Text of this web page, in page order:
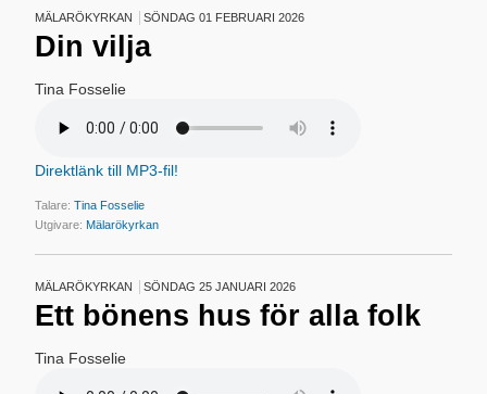
MÄLARÖKYRKAN SÖNDAG 01 FEBRUARI 2026
Din vilja
Tina Fosselie
Direktlänk till MP3-fil!
Talare:Tina Fosselie
Utgivare:Mälarökyrkan
MÄLARÖKYRKAN SÖNDAG 25 JANUARI 2026
Ett bönens hus för alla folk
Tina Fosselie